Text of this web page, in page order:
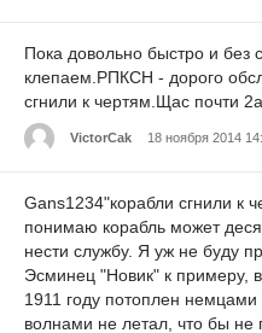
Пока довольно быстро и без
клепаем.РПКСН - дорого
сгнили к чертям.Щас почти
VictorCak 18 ноября 2014
Gans1234"корабли сгнили к
понимаю корабль может
нести службу. Я уж не буду
Эсминец "Новик" к примеру,
1911 году потоплен
волнами не летал, что бы не